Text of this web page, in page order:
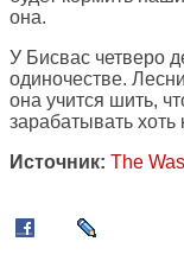
она.
У Бисвас четверо
одиночестве.
она учится шить,
зарабатывать хоть
Источник: The